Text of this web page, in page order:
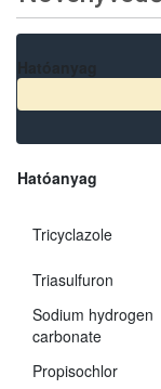
Hatóanyag
Tricyclazole
Triasulfuron
Sodium hydrogen
carbonate
Propisochlor